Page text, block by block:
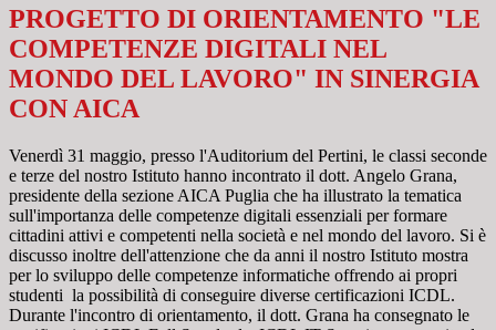
PROGETTO DI ORIENTAMENTO "LE
COMPETENZE DIGITALI NEL
MONDO DEL LAVORO" IN SINERGIA
CON AICA
Venerdì 31 maggio, presso l'Auditorium del Pertini, le classi seconde
e terze del nostro Istituto hanno incontrato il dott. Angelo Grana,
presidente della sezione AICA Puglia che ha illustrato la tematica
sull'importanza delle competenze digitali essenziali per formare
cittadini attivi e competenti nella società e nel mondo del lavoro. Si è
discusso inoltre dell'attenzione che da anni il nostro Istituto mostra
per lo sviluppo delle competenze informatiche offrendo ai propri
studenti la possibilità di conseguire diverse certificazioni ICDL.
Durante l'incontro di orientamento, il dott. Grana ha consegnato le